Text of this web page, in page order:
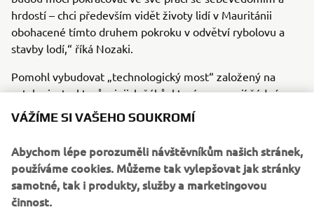
hrdostí – chci především vidět životy lidí v Mauritánii
obohacené tímto druhem pokroku v odvětví rybolovu a
stavby lodí,“ říká Nozaki.
Pomohl vybudovat „technologický most“ založený na
vztahu instruktorů a jejich žáků, který nesvazují žádné
hranice. V blízké budoucnosti se v Nouadhibou postaví
kolem 100 nových rybářských člunů FRP a přístav se jistě
znovu rozezní šťastnými hlasy lidí přivážejících své úlovky.
VÁŽÍME SI VAŠEHO SOUKROMÍ
Abychom lépe porozuměli návštěvníkům našich stránek,
používáme cookies. Můžeme tak vylepšovat jak stránky
samotné, tak i produkty, služby a marketingovou
činnost.